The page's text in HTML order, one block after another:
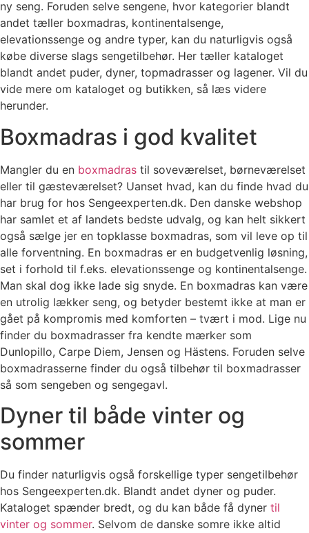
ny seng. Foruden selve sengene, hvor kategorier blandt
andet tæller boxmadras, kontinentalsenge,
elevationssenge og andre typer, kan du naturligvis også
købe diverse slags sengetilbehør. Her tæller kataloget
blandt andet puder, dyner, topmadrasser og lagener. Vil du
vide mere om kataloget og butikken, så læs videre
herunder.
Boxmadras i god kvalitet
Mangler du en boxmadras til soveværelset, børneværelset
eller til gæsteværelset? Uanset hvad, kan du finde hvad du
har brug for hos Sengeexperten.dk. Den danske webshop
har samlet et af landets bedste udvalg, og kan helt sikkert
også sælge jer en topklasse boxmadras, som vil leve op til
alle forventning. En boxmadras er en budgetvenlig løsning,
set i forhold til f.eks. elevationssenge og kontinentalsenge.
Man skal dog ikke lade sig snyde. En boxmadras kan være
en utrolig lækker seng, og betyder bestemt ikke at man er
gået på kompromis med komforten – tvært i mod. Lige nu
finder du boxmadrasser fra kendte mærker som
Dunlopillo, Carpe Diem, Jensen og Hästens. Foruden selve
boxmadrasserne finder du også tilbehør til boxmadrasser
så som sengeben og sengegavl.
Dyner til både vinter og
sommer
Du finder naturligvis også forskellige typer sengetilbehør
hos Sengeexperten.dk. Blandt andet dyner og puder.
Kataloget spænder bredt, og du kan både få dyner til
vinter og sommer. Selvom de danske somre ikke altid